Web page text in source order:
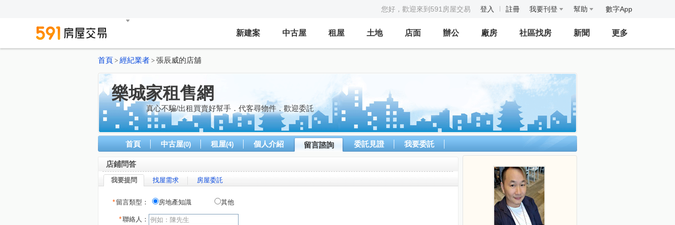
您好，歡迎來到591房屋交易 登入 註冊 我要刊登 幫助 數字App
新建案 中古屋 租屋 土地 店面 辦公 廠房 社區找房 新聞 更多
首頁 > 經紀業者 > 張辰威的店舖
樂城家租售網
真心不騙/出租買賣好幫手．代客尋物件．歡迎委託
首頁 中古屋(0) 租屋(4) 個人介紹 留言諮詢 委託見證 我要委託
店鋪問答
我要提問 找屋需求 房屋委託
* 留言類型： 房地產知識 其他
*聯絡人：